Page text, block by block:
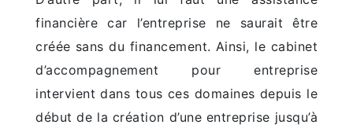
financière car l’entreprise ne saurait être
créée sans du financement. Ainsi, le cabinet
d’accompagnement pour entreprise
intervient dans tous ces domaines depuis le
début de la création d’une entreprise jusqu’à